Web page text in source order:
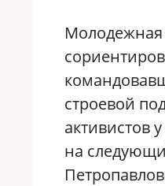
Молодежная
строевой
активистов
на